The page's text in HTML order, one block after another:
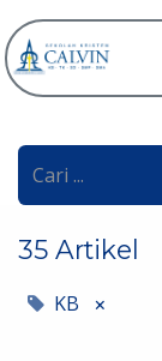
35 Artikel
KB ×